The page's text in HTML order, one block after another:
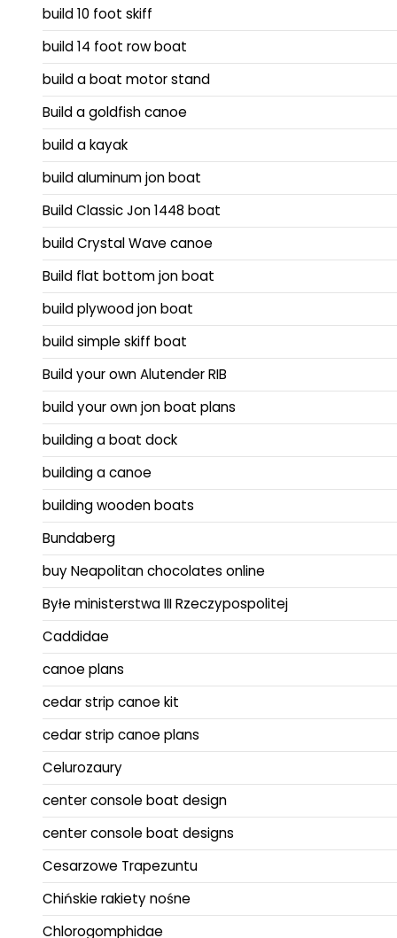
build 10 foot skiff
build 14 foot row boat
build a boat motor stand
Build a goldfish canoe
build a kayak
build aluminum jon boat
Build Classic Jon 1448 boat
build Crystal Wave canoe
Build flat bottom jon boat
build plywood jon boat
build simple skiff boat
Build your own Alutender RIB
build your own jon boat plans
building a boat dock
building a canoe
building wooden boats
Bundaberg
buy Neapolitan chocolates online
Byłe ministerstwa III Rzeczypospolitej
Caddidae
canoe plans
cedar strip canoe kit
cedar strip canoe plans
Celurozaury
center console boat design
center console boat designs
Cesarzowe Trapezuntu
Chińskie rakiety nośne
Chlorogomphidae